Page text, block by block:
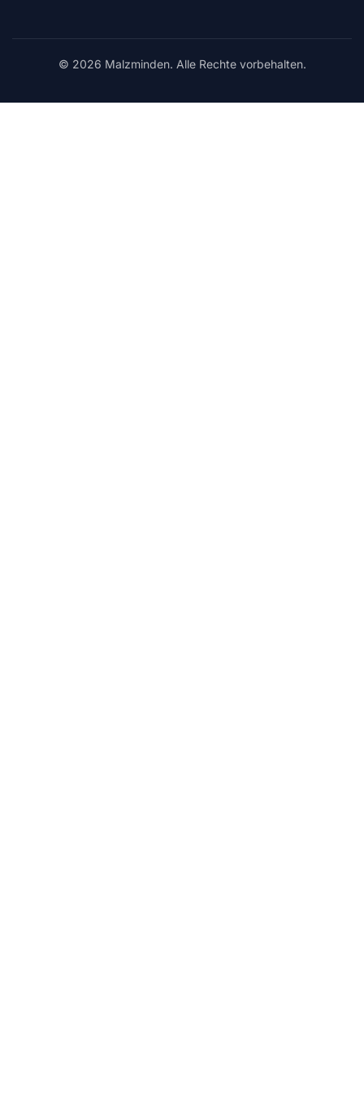
© 2026 Malzminden. Alle Rechte vorbehalten.